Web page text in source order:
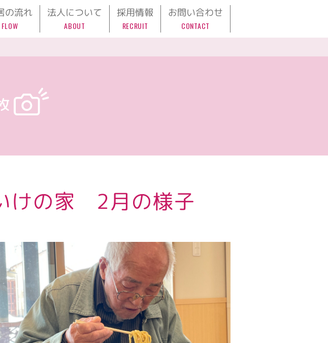
の流れ
FLOW
法人について
ABOUT
採用情報
RECRUIT
お問い合わせ
CONTACT
けの家 2月の様子